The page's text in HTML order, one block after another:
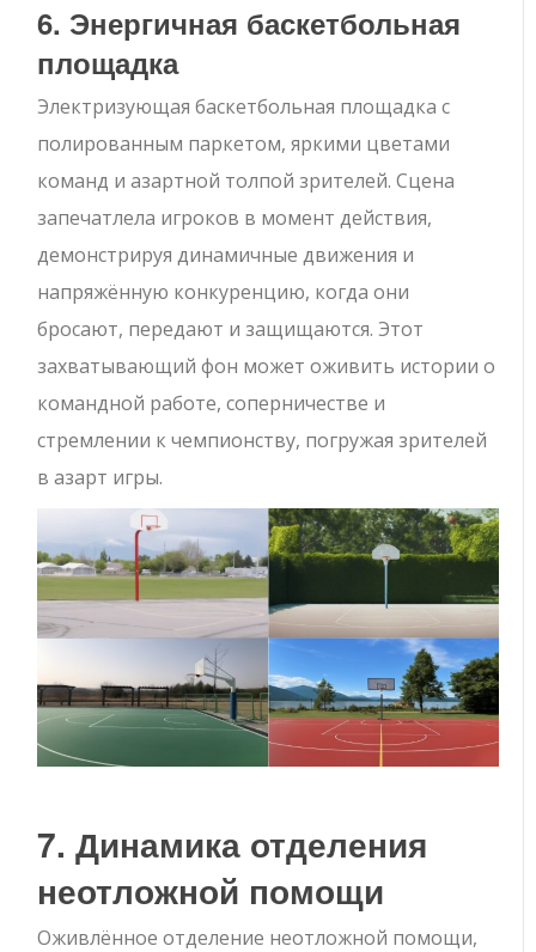
6. Энергичная баскетбольная
площадка
Электризующая баскетбольная площадка с
полированным паркетом, яркими цветами
команд и азартной толпой зрителей. Сцена
запечатлела игроков в момент действия,
демонстрируя динамичные движения и
напряжённую конкуренцию, когда они
бросают, передают и защищаются. Этот
захватывающий фон может оживить истории о
командной работе, соперничестве и
стремлении к чемпионству, погружая зрителей
в азарт игры.
7. Динамика отделения
неотложной помощи
Оживлённое отделение неотложной помощи,